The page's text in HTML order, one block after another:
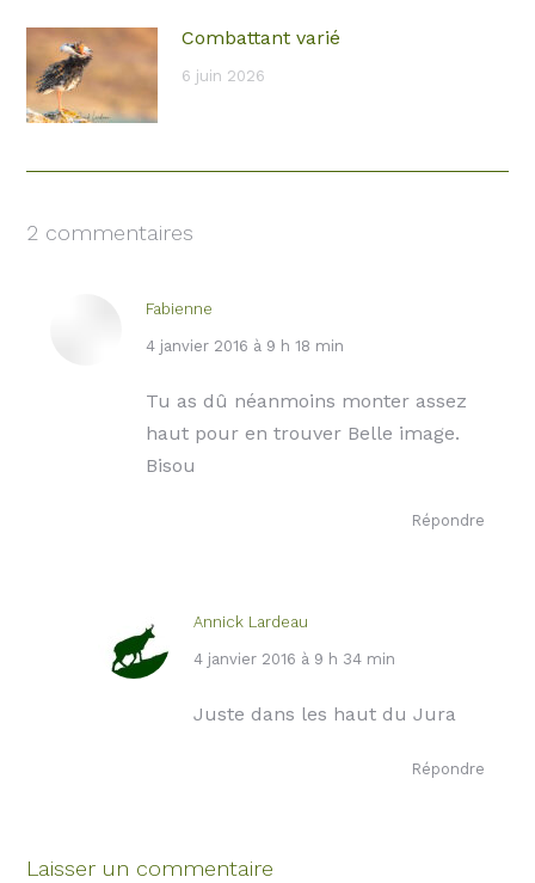
Combattant varié
6 juin 2026
2 commentaires
Fabienne
dit
4 janvier 2016 à 9 h 18 min
Tu as dû néanmoins monter assez
haut pour en trouver Belle image.
Bisou
Répondre
Annick Lardeau
dit
4 janvier 2016 à 9 h 34 min
Juste dans les haut du Jura
Répondre
Laisser un commentaire